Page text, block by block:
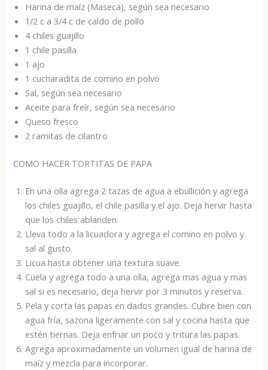
Harina de maíz (Maseca), según sea necesario
1/2 c a 3/4 c de caldo de pollo
4 chiles guajillo
1 chile pasilla
1 ajo
1 cucharadita de comino en polvo
Sal, según sea necesario
Aceite para freír, según sea necesario
Queso fresco
2 ramitas de cilantro
COMO HACER TORTITAS DE PAPA
En una olla agrega 2 tazas de agua a ebullición y agrega
los chiles guajillo, el chile pasilla y el ajo. Deja hervir hasta
que los chiles ablanden.
Lleva todo a la licuadora y agrega el comino en polvo y
sal al gusto.
Licua hasta obtener una textura suave.
Cuela y agrega todo a una olla, agrega mas agua y mas
sal si es necesario, deja hervir por 3 minutos y reserva.
Pela y corta las papas en dados grandes. Cubre bien con
agua fría, sazona ligeramente con sal y cocina hasta que
estén tiernas. Deja enfriar un poco y tritura las papas.
Agrega aproximadamente un volumen igual de harina de
maíz y mezcla para incorporar.